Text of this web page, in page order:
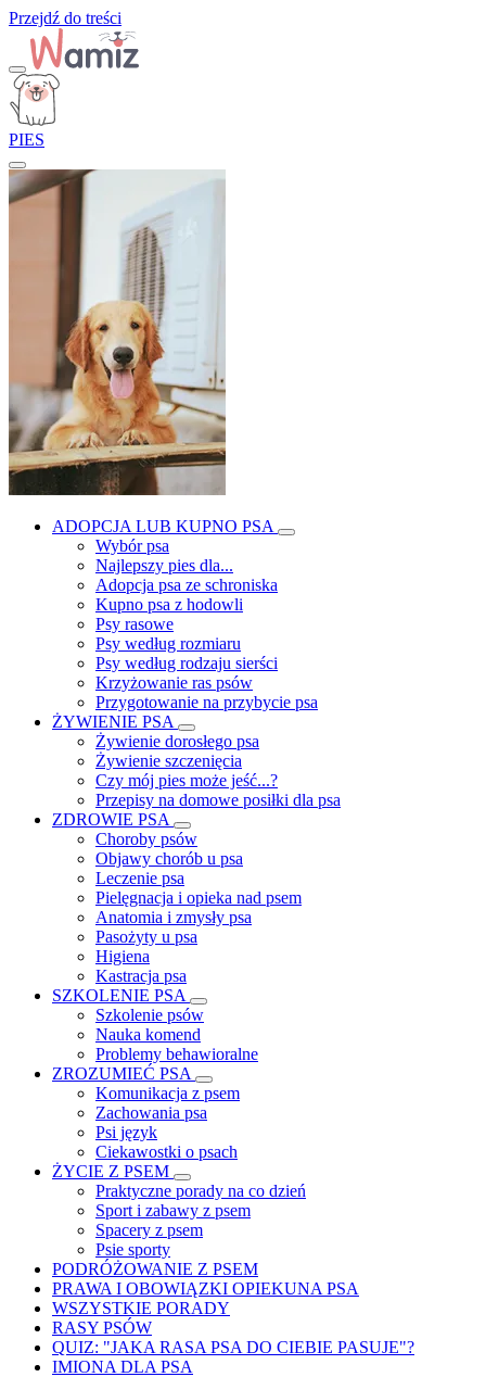
Przejdź do treści
PIES
ADOPCJA LUB KUPNO PSA
Wybór psa
Najlepszy pies dla...
Adopcja psa ze schroniska
Kupno psa z hodowli
Psy rasowe
Psy według rozmiaru
Psy według rodzaju sierści
Krzyżowanie ras psów
Przygotowanie na przybycie psa
ŻYWIENIE PSA
Żywienie dorosłego psa
Żywienie szczenięcia
Czy mój pies może jeść...?
Przepisy na domowe posiłki dla psa
ZDROWIE PSA
Choroby psów
Objawy chorób u psa
Leczenie psa
Pielęgnacja i opieka nad psem
Anatomia i zmysły psa
Pasożyty u psa
Higiena
Kastracja psa
SZKOLENIE PSA
Szkolenie psów
Nauka komend
Problemy behawioralne
ZROZUMIEĆ PSA
Komunikacja z psem
Zachowania psa
Psi język
Ciekawostki o psach
ŻYCIE Z PSEM
Praktyczne porady na co dzień
Sport i zabawy z psem
Spacery z psem
Psie sporty
PODRÓŻOWANIE Z PSEM
PRAWA I OBOWIĄZKI OPIEKUNA PSA
WSZYSTKIE PORADY
RASY PSÓW
QUIZ: "JAKA RASA PSA DO CIEBIE PASUJE"?
IMIONA DLA PSA